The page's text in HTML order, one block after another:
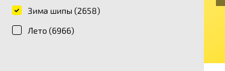
Зима шипы (2658)
Лето (6966)